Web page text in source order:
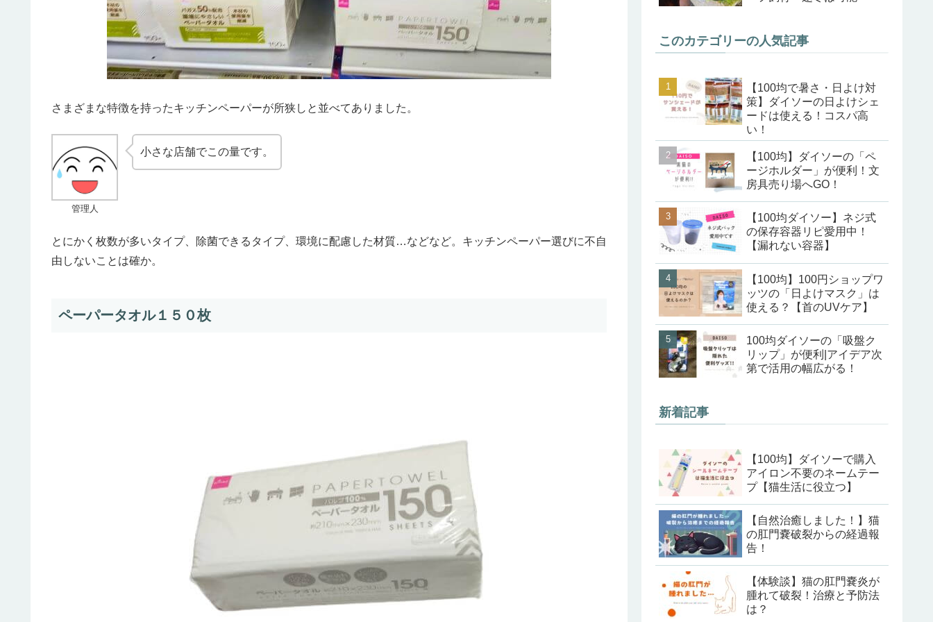
さまざまな特徴を持ったキッチンペーパーが所狭しと並べてありました。
管理人
小さな店舗でこの量です。
とにかく枚数が多いタイプ、除菌できるタイプ、環境に配慮した材質…などなど。キッチンペーパー選びに不自
由しないことは確か。
ペーパータオル１５０枚
このカテゴリーの人気記事
【100均で暑さ・日よけ対
策】ダイソーの日よけシェ
ードは使える！コスパ高
い！
【100均】ダイソーの「ペ
ージホルダー」が便利！文
房具売り場へGO！
【100均ダイソー】ネジ式
の保存容器リピ愛用中！
【漏れない容器】
【100均】100円ショップワ
ッツの「日よけマスク」は
使える？【首のUVケア】
100均ダイソーの「吸盤ク
リップ」が便利|アイデア次
第で活用の幅広がる！
新着記事
【100均】ダイソーで購入
アイロン不要のネームテー
プ【猫生活に役立つ】
【自然治癒しました！】猫
の肛門嚢破裂からの経過報
告！
【体験談】猫の肛門嚢炎が
腫れて破裂！治療と予防法
は？